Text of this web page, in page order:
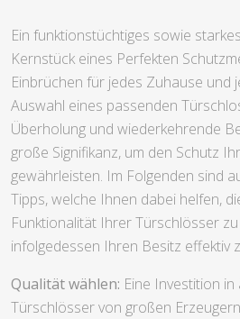
Ein funktionstüchtiges sowie
Kernstück eines Perfekten
Einbrüchen für jedes Zuhause und
Auswahl eines passenden
Überholung und wiederkehrende
große Signifikanz, um den Schutz
gewährleisten. Im Folgenden sind
Tipps, welche Ihnen dabei helfen,
Funktionalität Ihrer Türschlösser
infolgedessen Ihren Besitz effektiv
Qualität wählen: Eine Investition
Türschlösser von großen